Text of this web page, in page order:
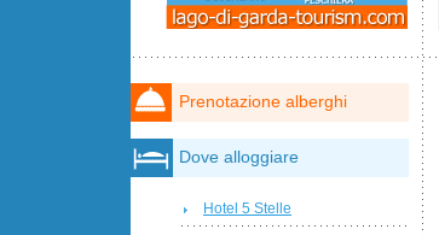
Prenotazione alberghi
Dove alloggiare
Hotel 5 Stelle